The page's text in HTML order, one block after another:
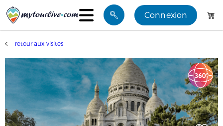
Visites
Mes favoris
Blog
Connexion
retour aux visites